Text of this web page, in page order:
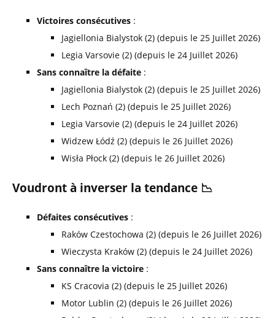
Victoires consécutives :
Jagiellonia Bialystok (2) (depuis le 25 Juillet 2026)
Legia Varsovie (2) (depuis le 24 Juillet 2026)
Sans connaître la défaite :
Jagiellonia Bialystok (2) (depuis le 25 Juillet 2026)
Lech Poznań (2) (depuis le 25 Juillet 2026)
Legia Varsovie (2) (depuis le 24 Juillet 2026)
Widzew Łódź (2) (depuis le 26 Juillet 2026)
Wisła Płock (2) (depuis le 26 Juillet 2026)
Voudront à inverser la tendance 📉
Défaites consécutives :
Raków Czestochowa (2) (depuis le 26 Juillet 2026)
Wieczysta Kraków (2) (depuis le 24 Juillet 2026)
Sans connaître la victoire :
KS Cracovia (2) (depuis le 25 Juillet 2026)
Motor Lublin (2) (depuis le 26 Juillet 2026)